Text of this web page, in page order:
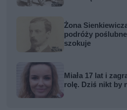
Żona
podróży
szokuje
Miała 17 lat i
rolę. Dziś nikt by